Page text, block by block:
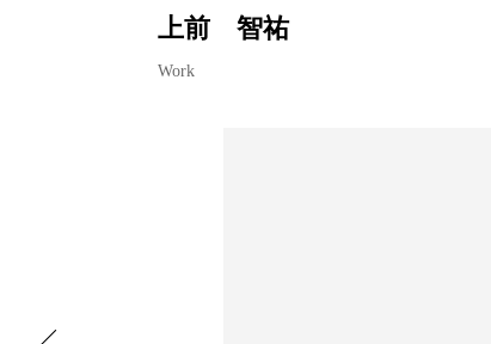
上前 智祐
Work